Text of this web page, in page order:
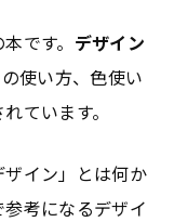
です。 デザイン
使い方、色使い
ています。
イン」とは何か
考になるデザイ